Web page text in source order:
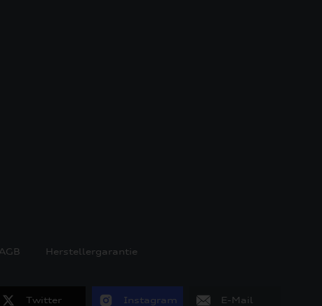
AGB
Herstellergarantie
Twitter Instagram E-Mail